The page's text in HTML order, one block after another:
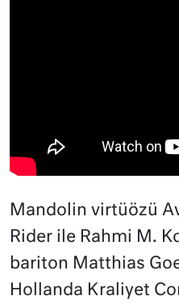
Mandolin virtüözü
Rider ile Rahmi M.
bariton Matthias
Hollanda Kraliyet